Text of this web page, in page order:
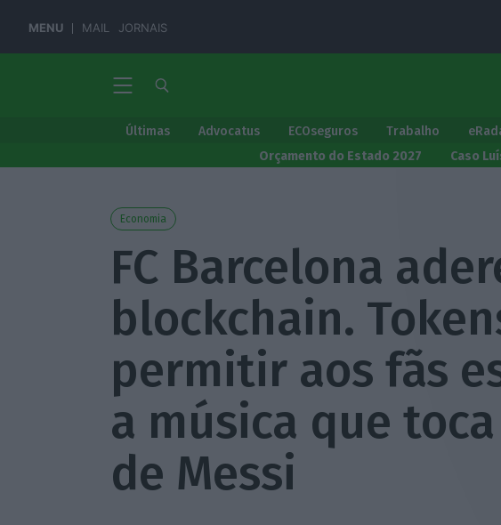
MENU MAIL JORNAIS
Últimas Advocatus ECOseguros Trabalho
Orçamento do Estado 2027
Caso
Economia
FC Barcelona
blockchain.
permitir aos fãs
a música que
de Messi